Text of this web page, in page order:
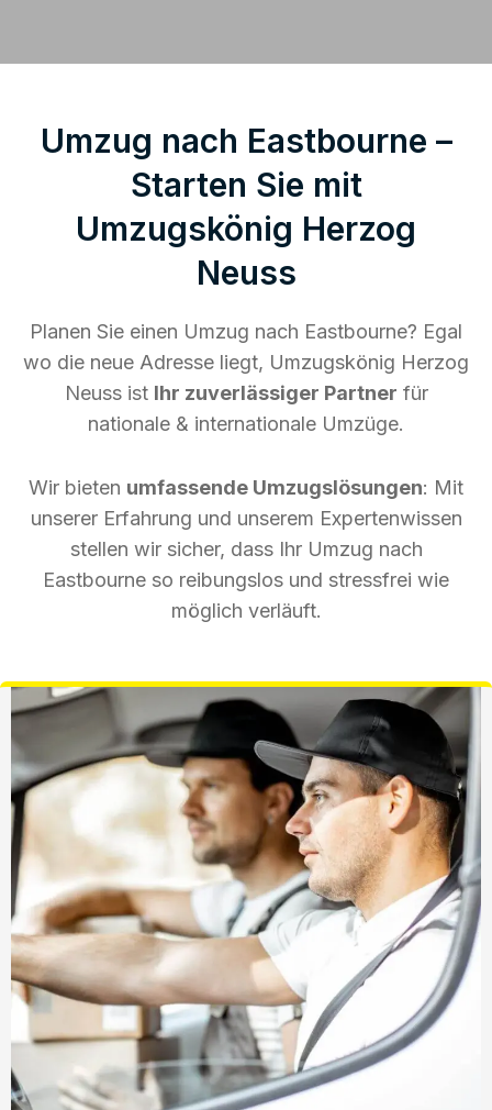
Umzug nach Eastbourne –
Starten Sie mit
Umzugskönig Herzog
Neuss
Planen Sie einen Umzug nach Eastbourne? Egal
wo die neue Adresse liegt, Umzugskönig Herzog
Neuss ist Ihr zuverlässiger Partner für
nationale & internationale Umzüge.
Wir bieten umfassende Umzugslösungen: Mit
unserer Erfahrung und unserem Expertenwissen
stellen wir sicher, dass Ihr Umzug nach
Eastbourne so reibungslos und stressfrei wie
möglich verläuft.